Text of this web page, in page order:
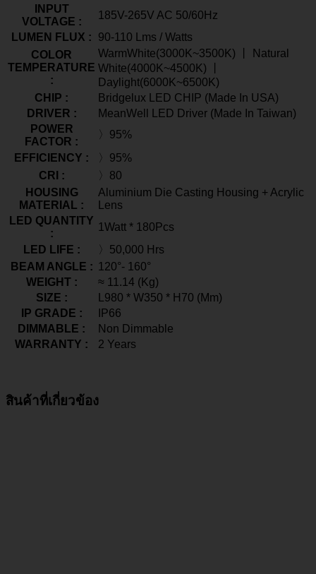
INPUT
VOLTAGE :
185V-265V AC 50/60Hz
LUMEN FLUX :
90-110 Lms / Watts
COLOR
TEMPERATURE
:
WarmWhite(3000K~3500K) 丨 Natural
White(4000K~4500K) 丨
Daylight(6000K~6500K)
CHIP :
Bridgelux LED CHIP (Made In USA)
DRIVER :
MeanWell LED Driver (Made In Taiwan)
POWER
FACTOR :
〉95%
EFFICIENCY :
〉95%
CRI :
〉80
HOUSING
MATERIAL :
Aluminium Die Casting Housing + Acrylic
Lens
LED QUANTITY
:
1Watt * 180Pcs
LED LIFE :
〉50,000 Hrs
BEAM ANGLE : 120°- 160°
WEIGHT :
≈ 11.14 (Kg)
SIZE :
L980 * W350 * H70 (Mm)
IP GRADE :
IP66
DIMMABLE :
Non Dimmable
WARRANTY :
2 Years
สินค้าที่เกี่ยวข้อง